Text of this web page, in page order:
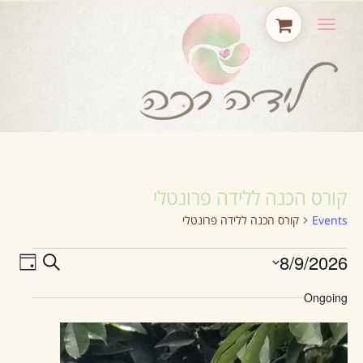
תפריט
קורס הכנה ללידה פרונטלי
Events קורס הכנה ללידה פרונטלי
AND
Search
Day 8/9/2026
date.
Ongoing